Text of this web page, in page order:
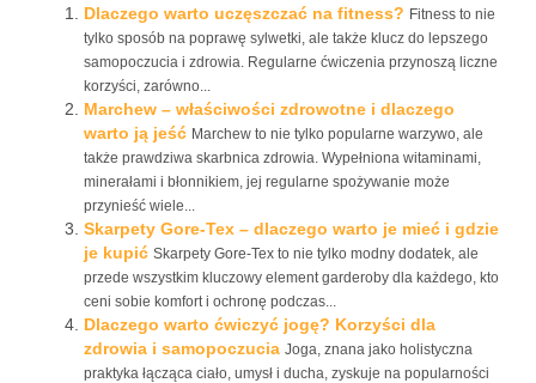
Dlaczego warto uczęszczać na fitness? Fitness to nie
tylko sposób na poprawę sylwetki, ale także klucz do lepszego
samopoczucia i zdrowia. Regularne ćwiczenia przynoszą liczne
korzyści, zarówno...
Marchew – właściwości zdrowotne i dlaczego
warto ją jeść Marchew to nie tylko popularne warzywo, ale
także prawdziwa skarbnica zdrowia. Wypełniona witaminami,
minerałami i błonnikiem, jej regularne spożywanie może
przynieść wiele...
Skarpety Gore-Tex – dlaczego warto je mieć i gdzie
je kupić Skarpety Gore-Tex to nie tylko modny dodatek, ale
przede wszystkim kluczowy element garderoby dla każdego, kto
ceni sobie komfort i ochronę podczas...
Dlaczego warto ćwiczyć jogę? Korzyści dla
zdrowia i samopoczucia Joga, znana jako holistyczna
praktyka łącząca ciało, umysł i ducha, zyskuje na popularności